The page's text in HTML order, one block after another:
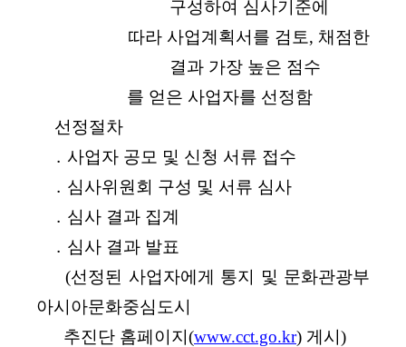
구성하여 심사기준에
따라 사업계획서를 검토, 채점한
결과 가장 높은 점수
를 얻은 사업자를 선정함
­ 선정절차
․ 사업자 공모 및 신청 서류 접수
․ 심사위원회 구성 및 서류 심사
․ 심사 결과 집계
․ 심사 결과 발표
(선정된 사업자에게 통지 및 문화관광부
아시아문화중심도시
추진단 홈페이지(www.cct.go.kr) 게시)